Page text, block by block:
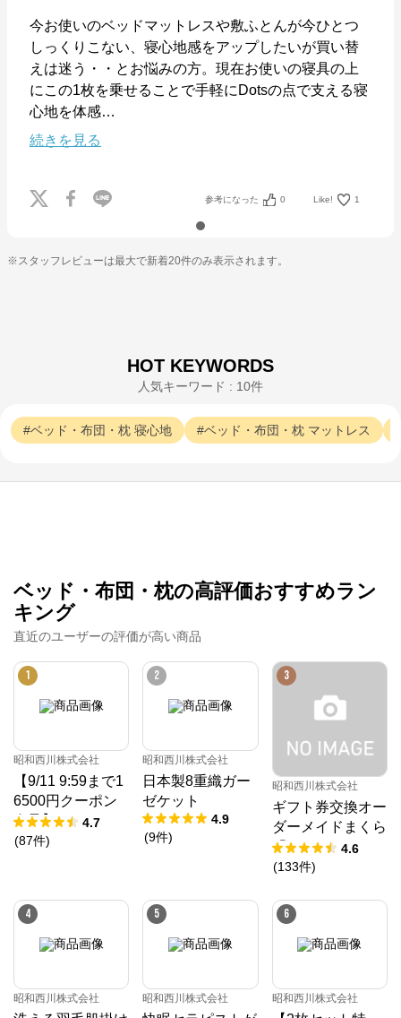
今お使いのベッドマットレスや敷ふとんが今ひとつ
しっくりこない、寝心地感をアップしたいが買い替
えは迷う・・とお悩みの方。現在お使いの寝具の上
にこの1枚を乗せることで手軽にDotsの点で支える寝
心地を体感…
続きを見る
参考になった 0 Like! 1
※スタッフレビューは最大で新着20件のみ表示されます。
HOT KEYWORDS
人気キーワード : 10件
ベッド・布団・枕 寝心地 ベッド・布団・枕 マットレス
ベッド・布団・枕の高評価おすすめラン
キング
直近のユーザーの評価が高い商品
1
昭和西川株式会社
【9/11 9:59まで1
6500円クーポン
進呈】ムアツ マ
ットレス 30年ム
象》／MuAtsu
4.7
(87件)
2
昭和西川株式会社
日本製8重織ガー
ゼケット
4.9
(9件)
3
昭和西川株式会社
ギフト券交換オー
ダーメイドまくら
「10」
4.6
(133件)
4
昭和西川株式会社
5
昭和西川株式会社
6
昭和西川株式会社
※外部サイトが開きます
nishikawa(西川)公式オンラインショップ から
nishikawa（西川）のマットレス、羽毛ふとん、まく
い。